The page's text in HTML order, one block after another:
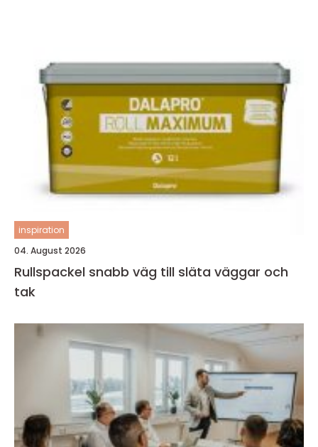
inspiration
04. August 2026
Rullspackel snabb väg till släta väggar och
tak